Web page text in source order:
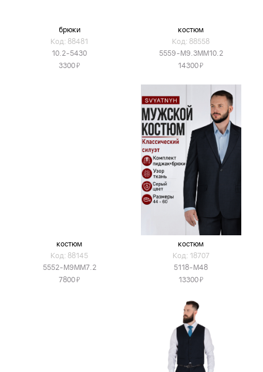
брюки
Код: 88481
10.2-5430
3300Я
костюм
Код: 88558
5559-М9.3ММ10.2
14300Я
костюм
Код: 88145
5552-М9ММ7.2
7800Я
костюм
Код: 18707
5118-М48
13300Я